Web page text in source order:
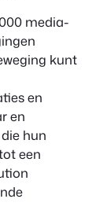
media-
kunt
en
en
hun
een